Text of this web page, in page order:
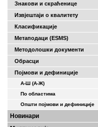
Знакови и скраћенице
Извјештаји о квалитету
Класификације
Метаподаци (ESMS)
Методолошки документи
Обрасци
Појмови и дефиниције
А-Ш (A-Ж)
По областима
Општи појмови и дефиниције
Новинари